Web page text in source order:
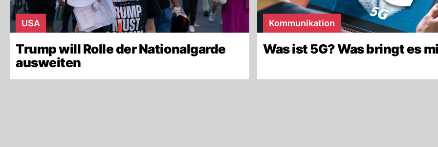
USA
Trump will Rolle der Nationalgarde
ausweiten
Kommunikation
Was ist 5G? Was bringt es